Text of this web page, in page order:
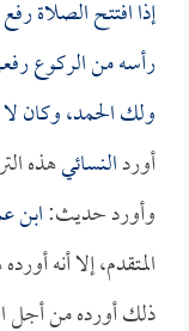
إذا افتتح الصلاة
رأسه من الركوع
ولك الحمد، وكان
أوردالنسائيهذه
وأورد حديث:ابن
المتقدم، إلا أنه
ذلك أورده من أجل